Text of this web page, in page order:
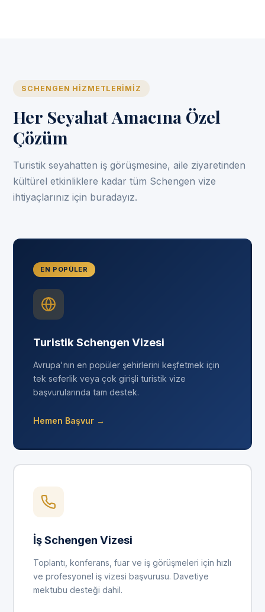
SCHENGEN HIZMETLERIMIZ
Her Seyahat Amacına Özel
Çözüm
Turistik seyahatten iş görüşmesine, aile ziyaretinden
kültürel etkinliklere kadar tüm Schengen vize
ihtiyaçlarınız için buradayız.
EN POPÜLER
Turistik Schengen Vizesi
Avrupa'nın en popüler şehirlerini keşfetmek için
tek seferlik veya çok girişli turistik vize
başvurularında tam destek.
Hemen Başvur →
İş Schengen Vizesi
Toplantı, konferans, fuar ve iş görüşmeleri için hızlı
ve profesyonel iş vizesi başvurusu. Davetiye
mektubu desteği dahil.